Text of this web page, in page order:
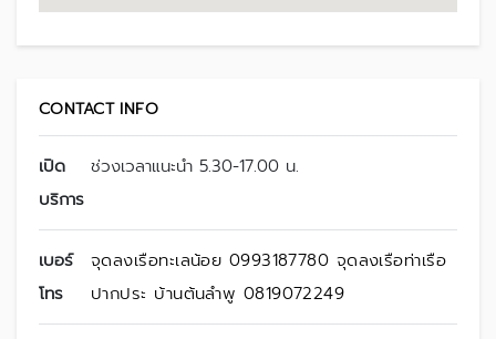
CONTACT INFO
เปิด
บริการ
ช่วงเวลาแนะนำ 5.30-17.00 น.
เบอร์
โทร
จุดลงเรือทะเลน้อย 0993187780 จุดลงเรือท่าเรือ
ปากประ บ้านต้นลำพู 0819072249